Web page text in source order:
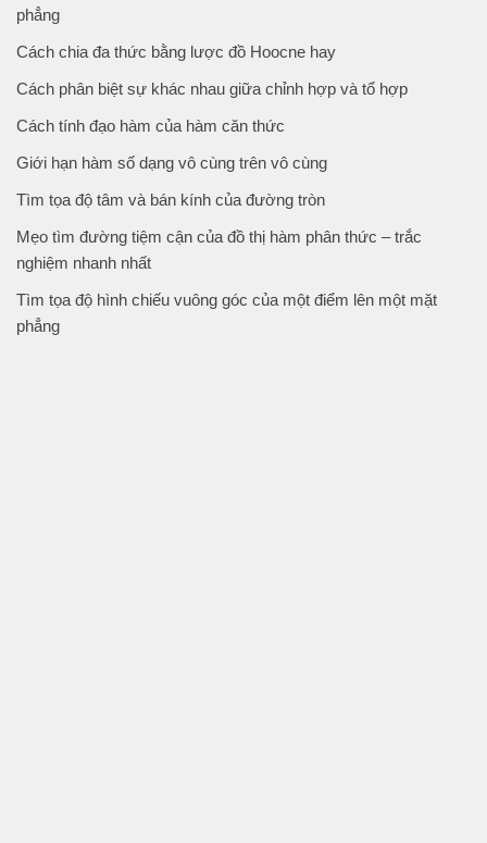
phẳng
Cách chia đa thức bằng lược đồ Hoocne hay
Cách phân biệt sự khác nhau giữa chỉnh hợp và tổ hợp
Cách tính đạo hàm của hàm căn thức
Giới hạn hàm số dạng vô cùng trên vô cùng
Tìm tọa độ tâm và bán kính của đường tròn
Mẹo tìm đường tiệm cận của đồ thị hàm phân thức – trắc
nghiệm nhanh nhất
Tìm tọa độ hình chiếu vuông góc của một điểm lên một mặt
phẳng